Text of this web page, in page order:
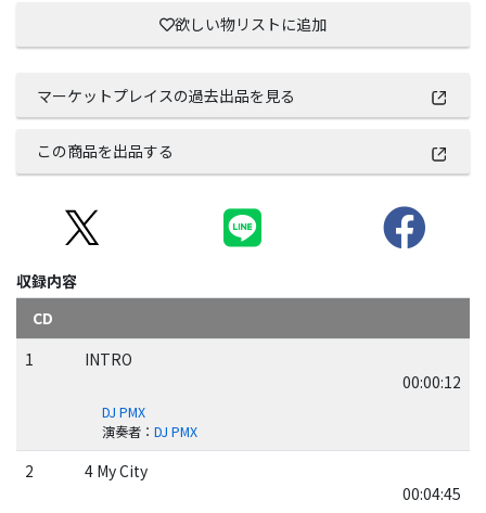
欲しい物リストに追加
マーケットプレイスの過去出品を見る
この商品を出品する
収録内容
CD
1
INTRO
00:00:12
DJ PMX
演奏者： DJ PMX
2
4 My City
00:04:45